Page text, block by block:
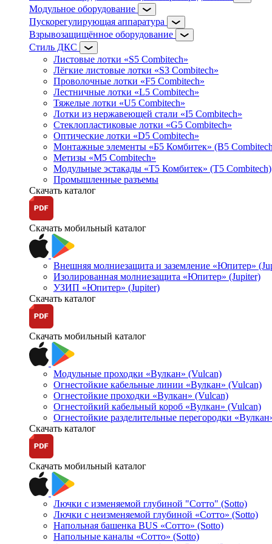
Модульное оборудование
Пускорегулирующая аппаратура
Взрывозащищённое оборудование
Стиль ДКС
Листовые лотки «S5 Combitech»
Лёгкие листовые лотки «S3 Combitech»
Проволочные лотки «F5 Combitech»
Лестничные лотки «L5 Combitech»
Тяжелые лотки «U5 Combitech»
Лотки из нержавеющей стали «I5 Combitech»
Стеклопластиковые лотки «G5 Combitech»
Оптические лотки «D5 Combitech»
Монтажные элементы «Б5 Комбитек» (B5
Метизы «M5 Combitech»
Модульные эстакады «Т5 Комбитек» (T5 Combitech)
Промышленные разъемы
Скачать каталог
Скачать мобильный каталог
Внешняя молниезащита и заземление «Юпитер»
Изолированная молниезащита «Юпитер» (Jupiter)
УЗИП «Юпитер» (Jupiter)
Скачать каталог
Скачать мобильный каталог
Модульные проходки «Вулкан» (Vulcan)
Огнестойкие кабельные линии «Вулкан» (Vulcan)
Огнестойкие проходки «Вулкан» (Vulcan)
Огнестойкий кабельный короб «Вулкан» (Vulcan)
Огнестойкие разделительные перегородки
Скачать каталог
Скачать мобильный каталог
Лючки с изменяемой глубиной "Сотто" (Sotto)
Лючки с неизменяемой глубиной «Сотто» (Sotto)
Напольная башенка BUS «Сотто» (Sotto)
Напольные каналы «Сотто» (Sotto)